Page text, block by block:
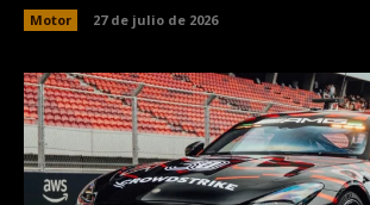
Motor 27 de julio de 2026